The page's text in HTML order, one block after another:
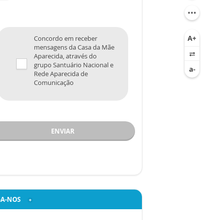
Concordo em receber
mensagens da Casa da Mãe
Aparecida, através do
grupo Santuário Nacional e
Rede Aparecida de
Comunicação
ENVIAR
NOS